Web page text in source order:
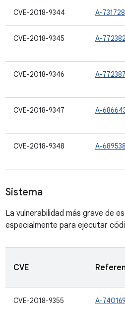
CVE-2018-9344 A-
CVE-2018-9345 A-
CVE-2018-9346 A-
CVE-2018-9347 A-
CVE-2018-9348 A-
Sistema
La vulnerabilidad más grave de
especialmente para ejecutar
CVE
CVE-2018-9355 A-